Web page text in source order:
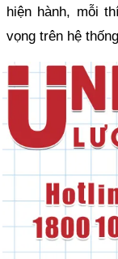
hiện hành, mỗi
vọng trên hệ